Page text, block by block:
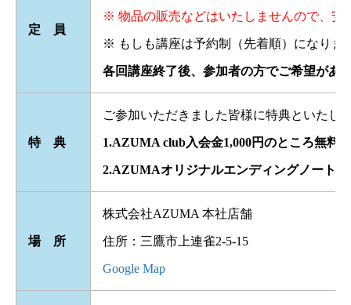
定 員
※ 物品の販売などはいたしませんので、安
※ もしも講座は予約制（先着順）になりま
各回講座終了後、参加者の方でご希望があ
特 典
ご参加いただきました皆様に特典といたし
1.AZUMA club入会金1,000円のところ無料
2.AZUMAオリジナルエンディングノート
場 所
株式会社AZUMA 本社店舗
住所：三鷹市上連雀2-5-15
Google Map